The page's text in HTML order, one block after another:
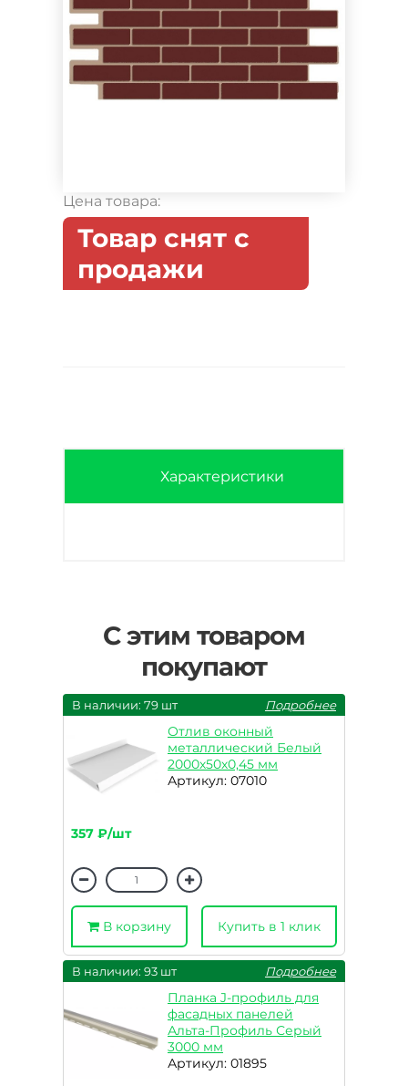
Цена товара:
Товар снят с
продажи
Характеристики
С этим товаром
покупают
В наличии: 79 шт Подробнее
Отлив оконный
металлический Белый
2000х50х0,45 мм
Артикул: 07010
357 ₽/шт
В корзину Купить в 1 клик
В наличии: 93 шт Подробнее
Планка J-профиль для
фасадных панелей
Альта-Профиль Серый
3000 мм
Артикул: 01895